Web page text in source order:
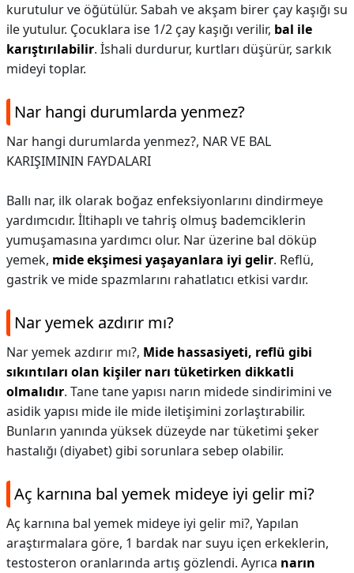
kurutulur ve öğütülür. Sabah ve akşam birer çay kaşığı su
ile yutulur. Çocuklara ise 1/2 çay kaşığı verilir, bal ile
karıştırılabilir. İshali durdurur, kurtları düşürür, sarkık
mideyi toplar.
Nar hangi durumlarda yenmez?
Nar hangi durumlarda yenmez?, NAR VE BAL
KARIŞIMININ FAYDALARI
Ballı nar, ilk olarak boğaz enfeksiyonlarını dindirmeye
yardımcıdır. İltihaplı ve tahriş olmuş bademciklerin
yumuşamasına yardımcı olur. Nar üzerine bal döküp
yemek, mide ekşimesi yaşayanlara iyi gelir. Reflü,
gastrik ve mide spazmlarını rahatlatıcı etkisi vardır.
Nar yemek azdırır mı?
Nar yemek azdırır mı?, Mide hassasiyeti, reflü gibi
sıkıntıları olan kişiler narı tüketirken dikkatli
olmalıdır. Tane tane yapısı narın midede sindirimini ve
asidik yapısı mide ile mide iletişimini zorlaştırabilir.
Bunların yanında yüksek düzeyde nar tüketimi şeker
hastalığı (diyabet) gibi sorunlara sebep olabilir.
Aç karnına bal yemek mideye iyi gelir mi?
Aç karnına bal yemek mideye iyi gelir mi?, Yapılan
araştırmalara göre, 1 bardak nar suyu içen erkeklerin,
testosteron oranlarında artış gözlendi. Ayrıca narın